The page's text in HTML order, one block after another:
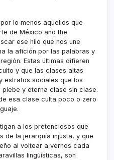
lo menos aquellos que
de México and the
ese hilo que nos une
la afición por las palabras y
Estas últimas difieren
y que las clases altas
estratos sociales que los
y eterna clase sin clase.
esa clase culta poco o zero
a los pretenciosos que
de la jerarquía injusta, y que
al voltear a vernos cada
lingüí­sticas, son